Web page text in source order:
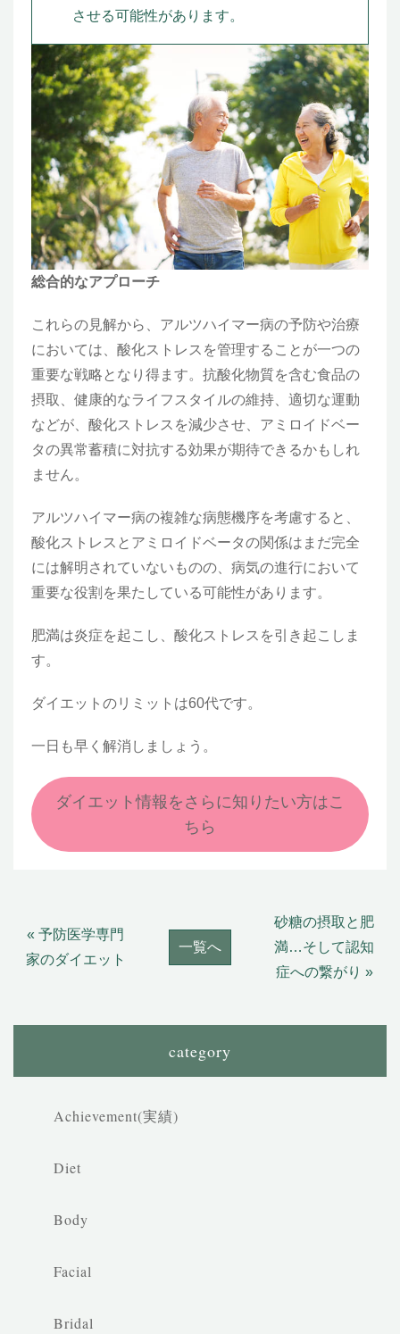
させる可能性があります。
総合的なアプローチ
これらの見解から、アルツハイマー病の予防や治療
においては、酸化ストレスを管理することが一つの
重要な戦略となり得ます。抗酸化物質を含む食品の
摂取、健康的なライフスタイルの維持、適切な運動
などが、酸化ストレスを減少させ、アミロイドベー
タの異常蓄積に対抗する効果が期待できるかもしれ
ません。
アルツハイマー病の複雑な病態機序を考慮すると、
酸化ストレスとアミロイドベータの関係はまだ完全
には解明されていないものの、病気の進行において
重要な役割を果たしている可能性があります。
肥満は炎症を起こし、酸化ストレスを引き起こしま
す。
ダイエットのリミットは60代です。
一日も早く解消しましょう。
ダイエット情報をさらに知りたい方はこ
ちら
« 予防医学専門
家のダイエット
一覧へ
砂糖の摂取と肥
満…そして認知
症への繋がり »
category
Achievement(実績)
Diet
Body
Facial
Bridal